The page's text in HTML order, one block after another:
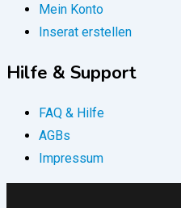
Mein Konto
Inserat erstellen
Hilfe & Support
FAQ & Hilfe
AGBs
Impressum